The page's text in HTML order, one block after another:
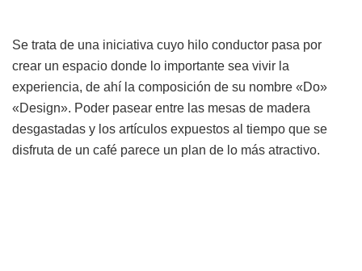
Se trata de una iniciativa cuyo hilo conductor pasa por
crear un espacio donde lo importante sea vivir la
experiencia, de ahí la composición de su nombre «Do»
«Design». Poder pasear entre las mesas de madera
desgastadas y los artículos expuestos al tiempo que se
disfruta de un café parece un plan de lo más atractivo.